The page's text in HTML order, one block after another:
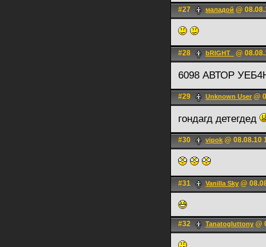
#27 маладой @
#28 bRIGHT_ @
6098 АВТОР
#29 Unknown User @
гондагд детегдед
#30 vipok @ 08.08.10
#31 Vanilla Sky @
#32 Tanatogluttony @